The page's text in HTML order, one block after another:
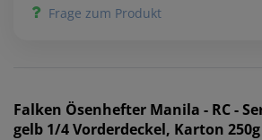
Frage zum Produkt
Falken Ösenhefter Manila - RC -
gelb 1/4 Vorderdeckel, Karton